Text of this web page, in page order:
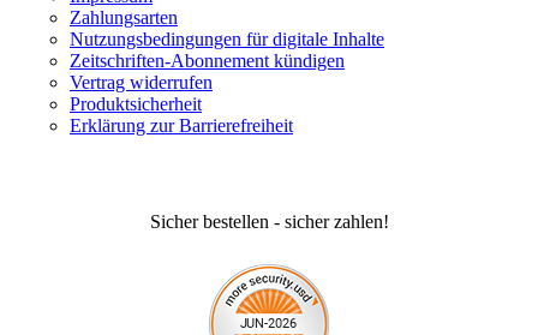
Zahlungsarten
Nutzungsbedingungen für digitale Inhalte
Zeitschriften-Abonnement kündigen
Vertrag widerrufen
Produktsicherheit
Erklärung zur Barrierefreiheit
Sicher bestellen - sicher zahlen!